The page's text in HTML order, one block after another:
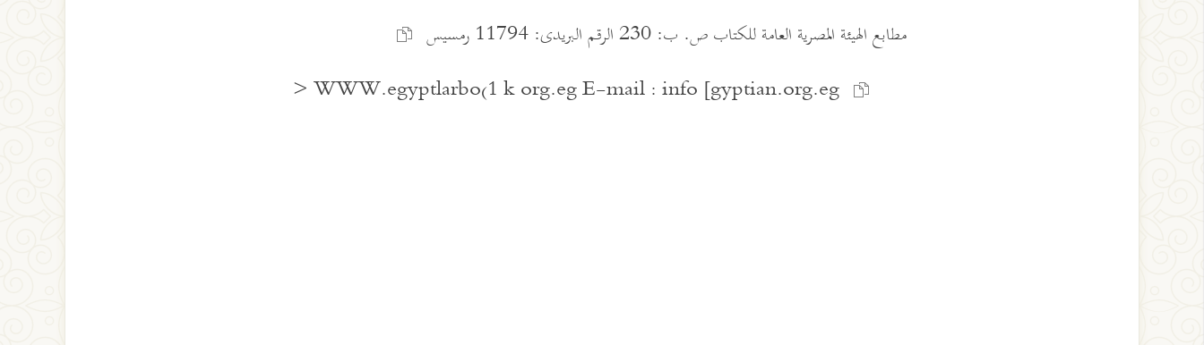
مطابع الهيئة المصرية العامة للكتاب ص. ب: 230 الرقم البريدى: 11794 رمسيس
> WWW.egyptlarbo(1 k org.eg E-mail : info [gyptian.org.eg